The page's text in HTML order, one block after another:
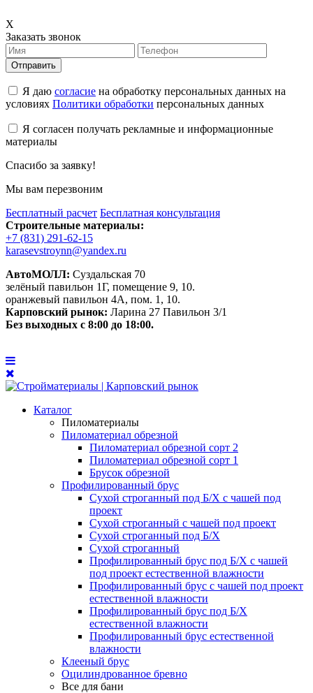
X
Заказать звонок
Отправить
Я даю согласие на обработку персональных данных на
условиях Политики обработки персональных данных
Я согласен получать рекламные и информационные
материалы
Спасибо за заявку!
Мы вам перезвоним
Бесплатный расчет Бесплатная консультация
Строительные материалы:
+7 (831) 291-62-15
karasevstroynn@yandex.ru
АвтоМОЛЛ: Суздальская 70
зелёный павильон 1Г, помещение 9, 10.
оранжевый павильон 4А, пом. 1, 10.
Карповский рынок: Ларина 27 Павильон 3/1
Без выходных с 8:00 до 18:00.
Каталог
Пиломатериалы
Пиломатериал обрезной
Пиломатериал обрезной сорт 2
Пиломатериал обрезной сорт 1
Брусок обрезной
Профилированный брус
Сухой строганный под Б/Х с чашей под
проект
Сухой строганный с чашей под проект
Сухой строганный под Б/Х
Сухой строганный
Профилированный брус под Б/Х с чашей
под проект естественной влажности
Профилированный брус с чашей под проект
естественной влажности
Профилированный брус под Б/Х
естественной влажности
Профилированный брус естественной
влажности
Клееный брус
Оцилиндрованное бревно
Все для бани